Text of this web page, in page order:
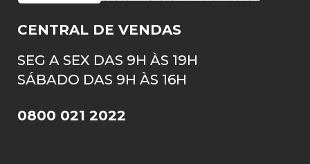
CENTRAL DE VENDAS
SEG A SEX DAS 9H ÀS 19H
SÁBADO DAS 9H ÀS 16H
0800 021 2022